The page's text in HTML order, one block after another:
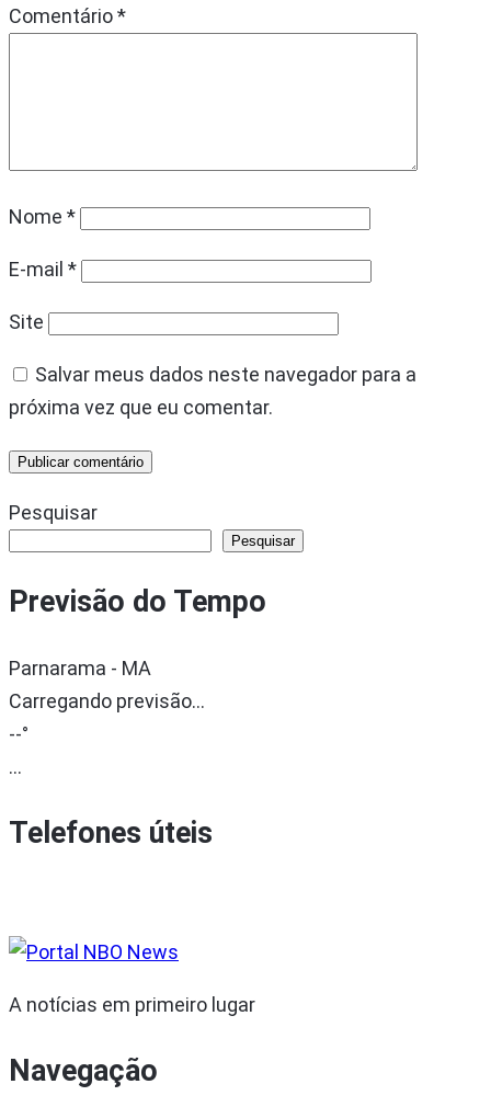
Comentário*
Nome *
E-mail *
Site
Salvar meus dados neste navegador para a
próxima vez que eu comentar.
Pesquisar
Pesquisar
Previsão do Tempo
Parnarama - MA
Carregando previsão...
--°
...
Telefones úteis
A notícias em primeiro lugar
Navegação